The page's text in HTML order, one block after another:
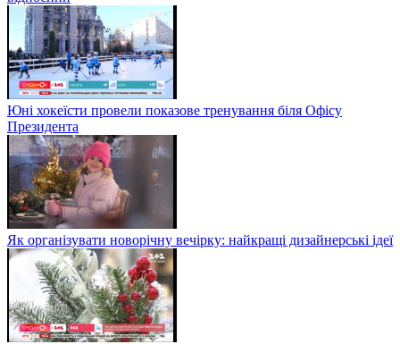
Юні хокеїсти провели показове тренування біля Офісу
Президента
Як організувати новорічну вечірку: найкращі дизайнерські ідеї